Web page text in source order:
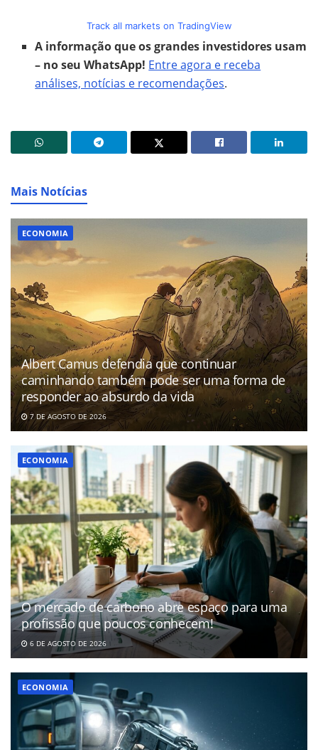
Track all markets on TradingView
A informação que os grandes investidores usam
– no seu WhatsApp! Entre agora e receba
análises, notícias e recomendações.
Mais Notícias
ECONOMIA
Albert Camus defendia que continuar
caminhando também pode ser uma forma de
responder ao absurdo da vida
7 DE AGOSTO DE 2026
ECONOMIA
O mercado de carbono abre espaço para uma
profissão que poucos conhecem!
6 DE AGOSTO DE 2026
ECONOMIA